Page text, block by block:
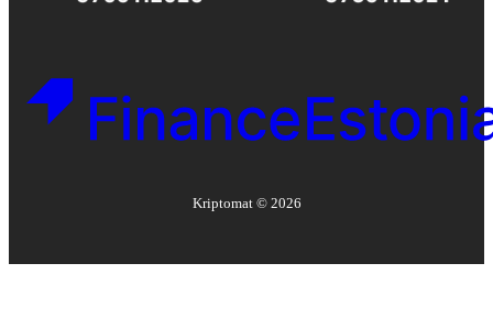
Kriptomat © 2026